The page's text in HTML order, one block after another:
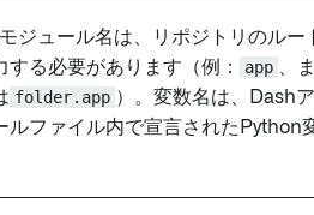
ジュール名は、リポジトリのルー
る必要があります（例：
app
、
folder.app ）。変数名は、Dash
ルファイル内で宣言されたPython